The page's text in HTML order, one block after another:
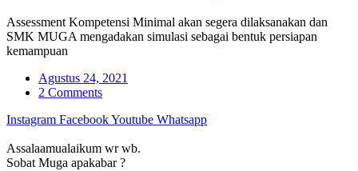
Assessment Kompetensi Minimal akan segera dilaksanakan dan
SMK MUGA mengadakan simulasi sebagai bentuk persiapan
kemampuan
Agustus 24, 2021
2 Comments
Instagram FacebookYoutube Whatsapp
Assalaamualaikum wr wb.
Sobat Muga apakabar ?